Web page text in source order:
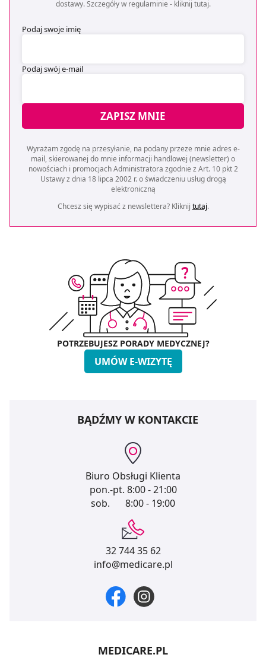
dostawy. Szczegóły w regulaminie - kliknij tutaj.
Podaj swoje imię
Podaj swój e-mail
ZAPISZ MNIE
Wyrażam zgodę na przesyłanie, na podany przeze mnie adres e-
mail, skierowanej do mnie informacji handlowej (newsletter) o
nowościach i promocjach Administratora zgodnie z Art. 10 pkt 2
Ustawy z dnia 18 lipca 2002 r. o świadczeniu usług drogą
elektroniczną
Chcesz się wypisać z newslettera? Kliknij tutaj.
POTRZEBUJESZ PORADY MEDYCZNEJ?
UMÓW E-WIZYTĘ
BĄDŹMY W KONTAKCIE
Biuro Obsługi Klienta
pon.-pt. 8:00 - 21:00
sob.
8:00 - 19:00
32 744 35 62
info@medicare.pl
MEDICARE.PL